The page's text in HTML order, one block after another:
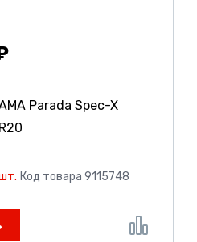
Parada Spec-X
Код товара 9115748